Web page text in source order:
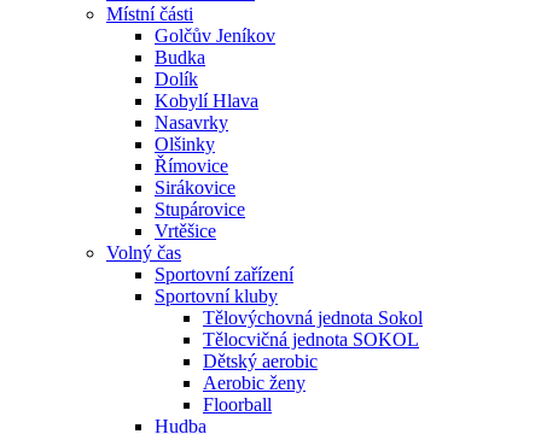
Místní části
Golčův Jeníkov
Budka
Dolík
Kobylí Hlava
Nasavrky
Olšinky
Římovice
Sirákovice
Stupárovice
Vrtěšice
Volný čas
Sportovní zařízení
Sportovní kluby
Tělovýchovná jednota Sokol
Tělocvičná jednota SOKOL
Dětský aerobic
Aerobic ženy
Floorball
Hudba